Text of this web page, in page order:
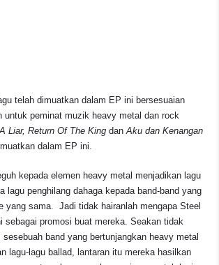
telah dimuatkan dalam EP ini bersesuaian
untuk peminat muzik heavy metal dan rock
Liar, Return Of The King danAku dan Kenangan
dalam EP ini.
kepada elemen heavy metal menjadikan lagu
lagu penghilang dahaga kepada band-band yang
yang sama. Jadi tidak hairanlah mengapa Steel
sebagai promosi buat mereka. Seakan tidak
band yang bertunjangkan heavy metal
lagu-lagu ballad, lantaran itu mereka hasilkan